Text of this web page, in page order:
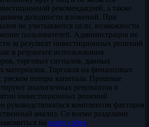
рекомендацией, а также
доходности вложений. При
не учитываются цели, возможности
пользователей. Администрация не
за результат инвестиционных решений
в результате использования
торговых сигналов, данных
материалов. Торговля на финансовых
риском потери капитала. Прошлые
аналогичных результатов в
инвестиционных решений
руководствоваться комплексом факторов
анализ. Со всеми разделами
на карте сайта.